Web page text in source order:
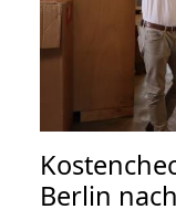
Berlin